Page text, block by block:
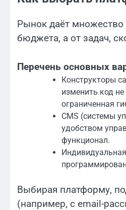
Рынок даёт множество
бюджета, а от задач,
Перечень основных
Конструкторы
изменить код
ограниченная
CMS (системы
удобством
функционал.
Выбирая платформу,
(например, с email-